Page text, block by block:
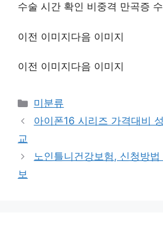
수술 시간 확인 비중격 만곡증
이전 이미지다음 이미지
이전 이미지다음 이미지
Categories
미분류
아이폰16 시리즈 가격대비
교
노인틀니건강보험, 신청방
보